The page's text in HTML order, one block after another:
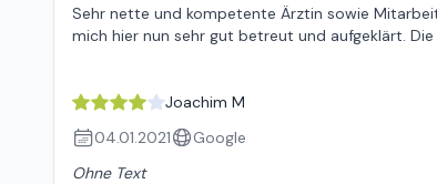
Sehr nette und kompetente Ärztin sowie
mich hier nun sehr gut betreut und aufgeklärt.
Joachim M
04.01.2021
Google
Ohne Text